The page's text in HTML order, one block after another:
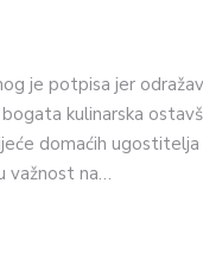
je potpisa jer
kulinarska
domaćih
važnost na…